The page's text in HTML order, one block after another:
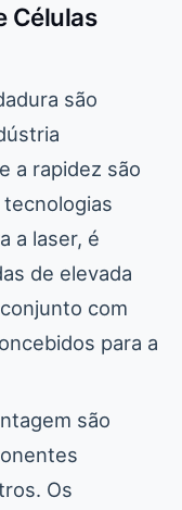
Células
são
a rapidez são
a laser, é
de elevada
com
para a
são
Os